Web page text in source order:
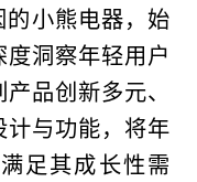
小熊电器，始
洞察年轻用户
品创新多元、
与功能，将年
足其成长性需